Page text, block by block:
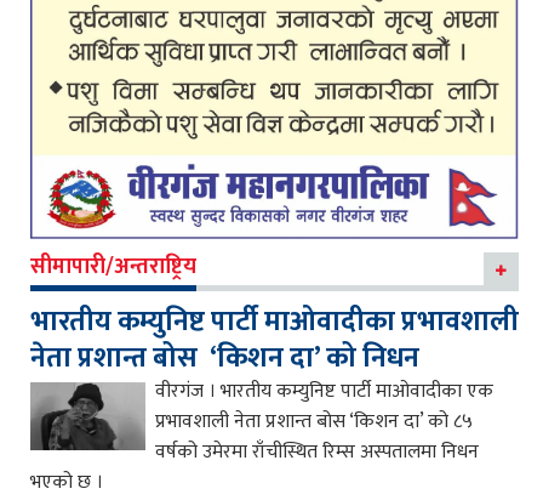
सीमापारी/अन्तराष्ट्रिय
भारतीय कम्युनिष्ट पार्टी माओवादीका प्रभावशाली
नेता प्रशान्त बोस ‘किशन दा’ को निधन
वीरगंज । भारतीय कम्युनिष्ट पार्टी माओवादीका एक
प्रभावशाली नेता प्रशान्त बोस ‘किशन दा’ को ८५
वर्षको उमेरमा राँचीस्थित रिम्स अस्पतालमा निधन
भएको छ ।